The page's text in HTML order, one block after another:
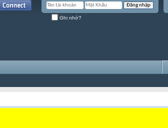
Ghi nhớ?